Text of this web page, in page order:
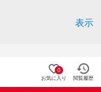
表示
0
お気に入り 閲覧履歴